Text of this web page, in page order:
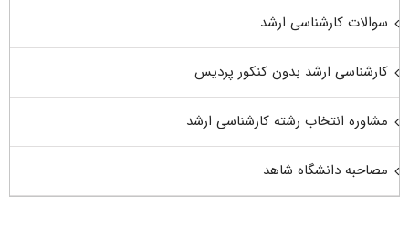
سوالات کارشناسی ارشد
کارشناسی ارشد بدون کنکور پردیس
مشاوره انتخاب رشته کارشناسی ارشد
مصاحبه دانشگاه شاهد